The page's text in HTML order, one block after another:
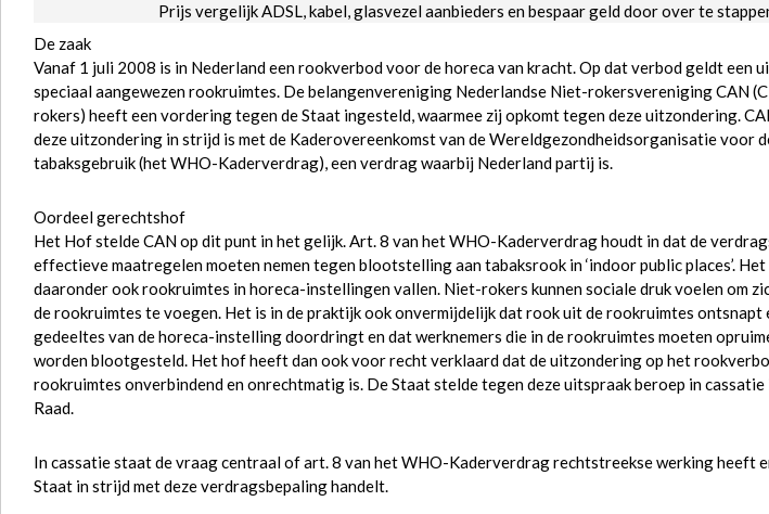
Prijs vergelijk ADSL, kabel, glasvezel aanbieders en bespaar geld door over te
De zaak
Vanaf 1 juli 2008 is in Nederland een rookverbod voor de horeca van kracht. Op dat verbod geldt een
speciaal aangewezen rookruimtes. De belangenvereniging Nederlandse Niet-rokersvereniging CAN
rokers) heeft een vordering tegen de Staat ingesteld, waarmee zij opkomt tegen deze uitzondering.
deze uitzondering in strijd is met de Kaderovereenkomst van de Wereldgezondheidsorganisatie voor
tabaksgebruik (het WHO-Kaderverdrag), een verdrag waarbij Nederland partij is.
Oordeel gerechtshof
Het Hof stelde CAN op dit punt in het gelijk. Art. 8 van het WHO-Kaderverdrag houdt in dat de
effectieve maatregelen moeten nemen tegen blootstelling aan tabaksrook in ‘indoor public places’.
daaronder ook rookruimtes in horeca-instellingen vallen. Niet-rokers kunnen sociale druk voelen om
de rookruimtes te voegen. Het is in de praktijk ook onvermijdelijk dat rook uit de rookruimtes ontsnapt
gedeeltes van de horeca-instelling doordringt en dat werknemers die in de rookruimtes moeten
worden blootgesteld. Het hof heeft dan ook voor recht verklaard dat de uitzondering op het
rookruimtes onverbindend en onrechtmatig is. De Staat stelde tegen deze uitspraak beroep in cassatie
Raad.
In cassatie staat de vraag centraal of art. 8 van het WHO-Kaderverdrag rechtstreekse werking heeft
Staat in strijd met deze verdragsbepaling handelt.